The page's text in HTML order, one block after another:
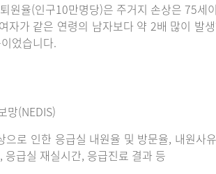
원율(인구10만명당)은 주거지 손상은 75
자가 같은 연령의 남자보다 약 2배 많이 발
었습니다.
망(NEDIS)
으로 인한 응급실 내원율 및 방문율, 내원사
응급실 재실시간, 응급진료 결과 등